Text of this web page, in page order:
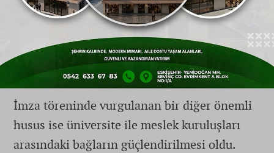
profesyonellerinden öğrenmeleri
hedefleniyor.
"Akademik ve Mesleki Köprü
Kuruyoruz"
İmza töreninde vurgulanan bir diğer önemli
husus ise üniversite ile meslek kuruluşları
arasındaki bağların güçlendirilmesi oldu.